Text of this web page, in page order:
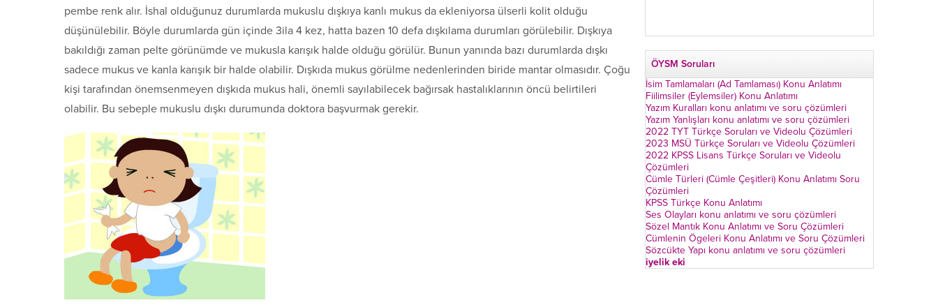
pembe renk alır. İshal olduğunuz durumlarda mukuslu dışkıya kanlı mukus da ekleniyorsa ülserli kolit olduğu
düşünülebilir. Böyle durumlarda gün içinde 3ila 4 kez, hatta bazen 10 defa dışkılama durumları görülebilir. Dışkıya
bakıldığı zaman pelte görünümde ve mukusla karışık halde olduğu görülür. Bunun yanında bazı durumlarda dışkı
sadece mukus ve kanla karışık bir halde olabilir. Dışkıda mukus görülme nedenlerinden biride mantar olmasıdır. Çoğu
kişi tarafından önemsenmeyen dışkıda mukus hali, önemli sayılabilecek bağırsak hastalıklarının öncü belirtileri
olabilir. Bu sebeple mukuslu dışkı durumunda doktora başvurmak gerekir.
ÖYSM Soruları
İsim Tamlamaları (Ad Tamlaması) Konu Anlatımı
Fiilimsiler (Eylemsiler) Konu Anlatımı
Yazım Kuralları konu anlatımı ve soru çözümleri
Yazım Yanlışları konu anlatımı ve soru çözümleri
2022 TYT Türkçe Soruları ve Videolu Çözümleri
2023 MSÜ Türkçe Soruları ve Videolu Çözümleri
2022 KPSS Lisans Türkçe Soruları ve Videolu
Çözümleri
Cümle Türleri (Cümle Çeşitleri) Konu Anlatımı Soru
Çözümleri
KPSS Türkçe Konu Anlatımı
Ses Olayları konu anlatımı ve soru çözümleri
Sözel Mantık Konu Anlatımı ve Soru Çözümleri
Cümlenin Ögeleri Konu Anlatımı ve Soru Çözümleri
Sözcükte Yapı konu anlatımı ve soru çözümleri
iyelik eki